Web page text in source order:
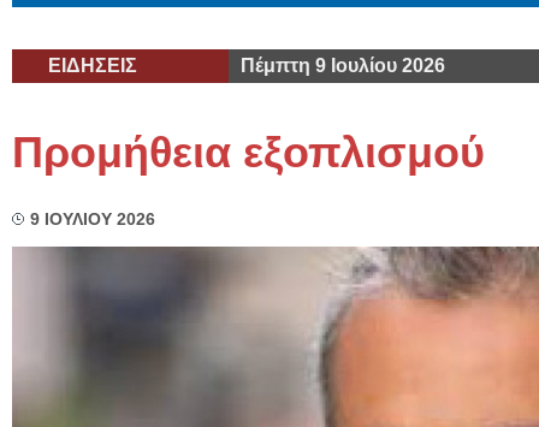
ΕΙΔΗΣΕΙΣ Πέμπτη 9 Ιουλίου 2026
Προμήθεια εξοπλισμού
9 ΙΟΥΛΙΟΥ 2026